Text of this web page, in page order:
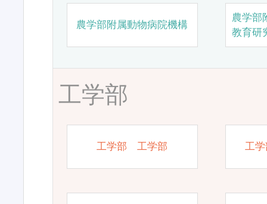
農学部附属動物病院機構
農学部
教育研
工学部
工学部 工学部 工